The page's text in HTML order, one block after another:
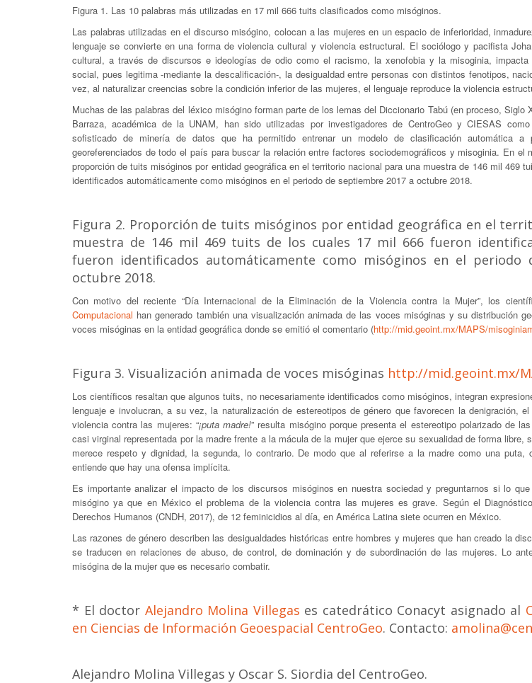
Figura 1. Las 10 palabras más utilizadas en 17 mil 666 tuits clasificados como misóginos.
Las palabras utilizadas en el discurso misógino, colocan a las mujeres en un espacio de inferioridad,
lenguaje se convierte en una forma de violencia cultural y violencia estructural. El sociólogo y pacifista
cultural, a través de discursos e ideologías de odio como el racismo, la xenofobia y la misoginia, impacta
social, pues legitima -mediante la descalificación-, la desigualdad entre personas con distintos fenotipos,
vez, al naturalizar creencias sobre la condición inferior de las mujeres, el lenguaje reproduce la violencia
Muchas de las palabras del léxico misógino forman parte de los lemas del Diccionario Tabú (en proceso, Siglo
Barraza, académica de la UNAM, han sido utilizadas por investigadores de CentroGeo y CIESAS
sofisticado de minería de datos que ha permitido entrenar un modelo de clasificación automática
georeferenciados de todo el país para buscar la relación entre factores sociodemográficos y misoginia. En el
proporción de tuits misóginos por entidad geográfica en el territorio nacional para una muestra de 146 mil 469
identificados automáticamente como misóginos en el periodo de septiembre 2017 a octubre 2018.
Figura 2. Proporción de tuits misóginos por entidad geográfica en el
muestra de 146 mil 469 tuits de los cuales 17 mil 666 fueron
fueron identificados automáticamente como misóginos en el periodo
octubre 2018.
Con motivo del reciente “Día Internacional de la Eliminación de la Violencia contra la Mujer”, los
Computacional han generado también una visualización animada de las voces misóginas y su distribución
voces misóginas en la entidad geográfica donde se emitió el comentario (http://mid.geoint.mx/MAPS/
Figura 3. Visualización animada de voces misóginas http://mid.geoint.mx/
Los científicos resaltan que algunos tuits, no necesariamente identificados como misóginos, integran
lenguaje e involucran, a su vez, la naturalización de estereotipos de género que favorecen la denigración,
violencia contra las mujeres: “¡puta madre!” resulta misógino porque presenta el estereotipo polarizado de
casi virginal representada por la madre frente a la mácula de la mujer que ejerce su sexualidad de forma libre,
merece respeto y dignidad, la segunda, lo contrario. De modo que al referirse a la madre como una puta,
entiende que hay una ofensa implícita.
Es importante analizar el impacto de los discursos misóginos en nuestra sociedad y preguntarnos si lo
misógino ya que en México el problema de la violencia contra las mujeres es grave. Según el
Derechos Humanos (CNDH, 2017), de 12 feminicidios al día, en América Latina siete ocurren en México.
Las razones de género describen las desigualdades históricas entre hombres y mujeres que han creado la
se traducen en relaciones de abuso, de control, de dominación y de subordinación de las mujeres. Lo
misógina de la mujer que es necesario combatir.
* El doctor Alejandro Molina Villegas es catedrático Conacyt asignado al
en Ciencias de Información Geoespacial CentroGeo. Contacto:
Alejandro Molina Villegas y Oscar S. Siordia del CentroGeo.